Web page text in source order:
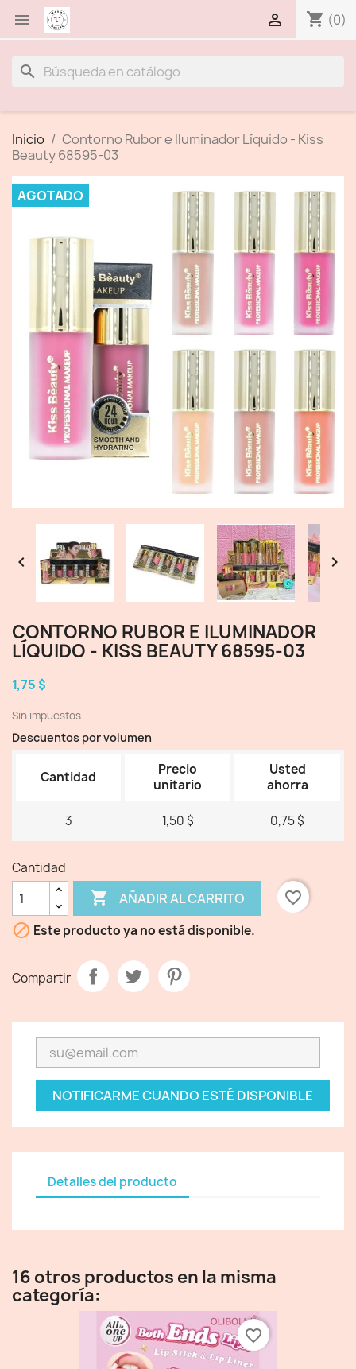
 shopping_cart (0)

search
Inicio
Contorno Rubor e Iluminador Líquido - Kiss
Beauty 68595-03
AGOTADO
 
CONTORNO RUBOR E ILUMINADOR
LÍQUIDO - KISS BEAUTY 68595-03
1,75 $
Sin impuestos
Descuentos por volumen
Cantidad
Precio
unitario
Usted
ahorra
3 1,50 $ 0,75 $
Cantidad
 AÑADIR AL CARRITO
favorite_border
 Este producto ya no está disponible.
Compartir
NOTIFICARME CUANDO ESTÉ DISPONIBLE
Detalles del producto
16 otros productos en la misma
categoría:
favorite_border